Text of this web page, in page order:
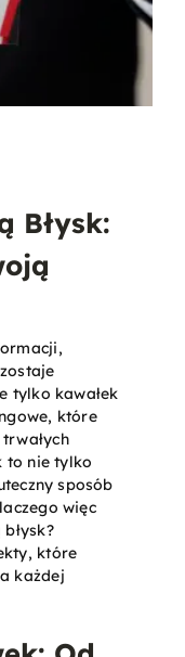
Błysk:
tylko kawałek
które
to nie tylko
sposób
więc
które
każdej